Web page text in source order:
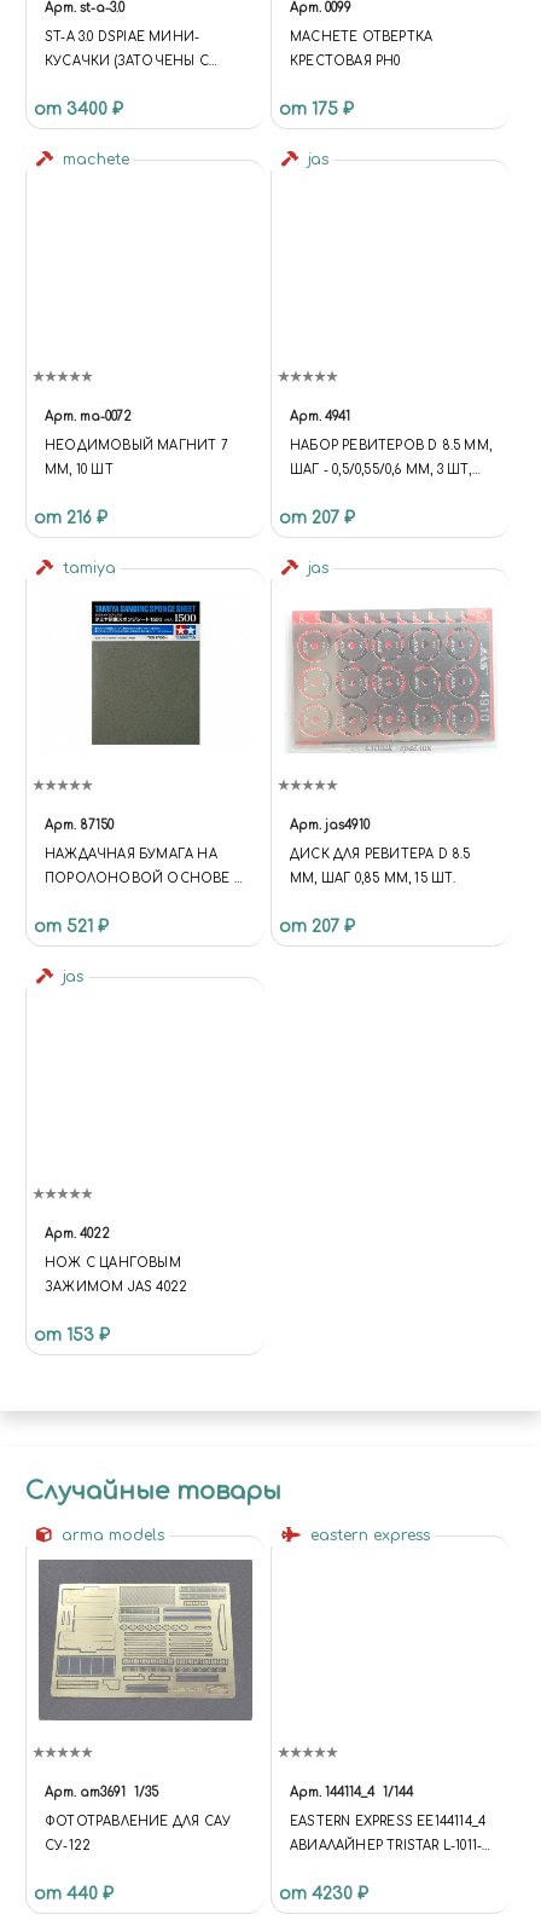
Арт. st-a-3.0
ST-A 3.0 DSPIAE МИНИ-
КУСАЧКИ (ЗАТОЧЕНЫ С
от 3400 ₽
Арт. 0099
MACHETE ОТВЕРТКА
КРЕСТОВАЯ PH0
от 175 ₽
machete
Арт. ma-0072
НЕОДИМОВЫЙ МАГНИТ 7
ММ, 10 ШТ
от 216 ₽
jas
Арт. 4941
НАБОР РЕВИТЕРОВ D 8.5 ММ,
ШАГ - 0,5/0,55/0,6 ММ, 3 ШТ,
от 207 ₽
tamiya
Арт. 87150
НАЖДАЧНАЯ БУМАГА НА
ПОРОЛОНОВОЙ ОСНОВЕ С
от 521 ₽
jas
Арт. jas4910
ДИСК ДЛЯ РЕВИТЕРА D 8.5
ММ, ШАГ 0,85 ММ, 15 ШТ.
от 207 ₽
jas
Арт. 4022
НОЖ С ЦАНГОВЫМ
ЗАЖИМОМ JAS 4022
от 153 ₽
Случайные товары
arma models
Арт. am3691 1/35
ФОТОТРАВЛЕНИЕ ДЛЯ САУ
СУ-122
от 440 ₽
eastern express
Арт. 144114_4 1/144
EASTERN EXPRESS ЕЕ144114_4
АВИАЛАЙНЕР TRISTAR L-1011-
от 4230 ₽